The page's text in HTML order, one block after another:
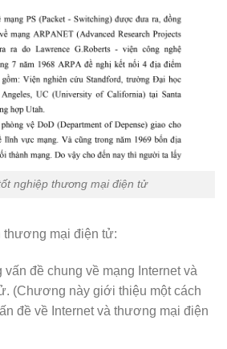
nghiệp thương mại điện tử
thương mại điện tử:
đề chung về mạng Internet và
(Chương này giới thiệu một cách
đề về Internet và thương mại điện